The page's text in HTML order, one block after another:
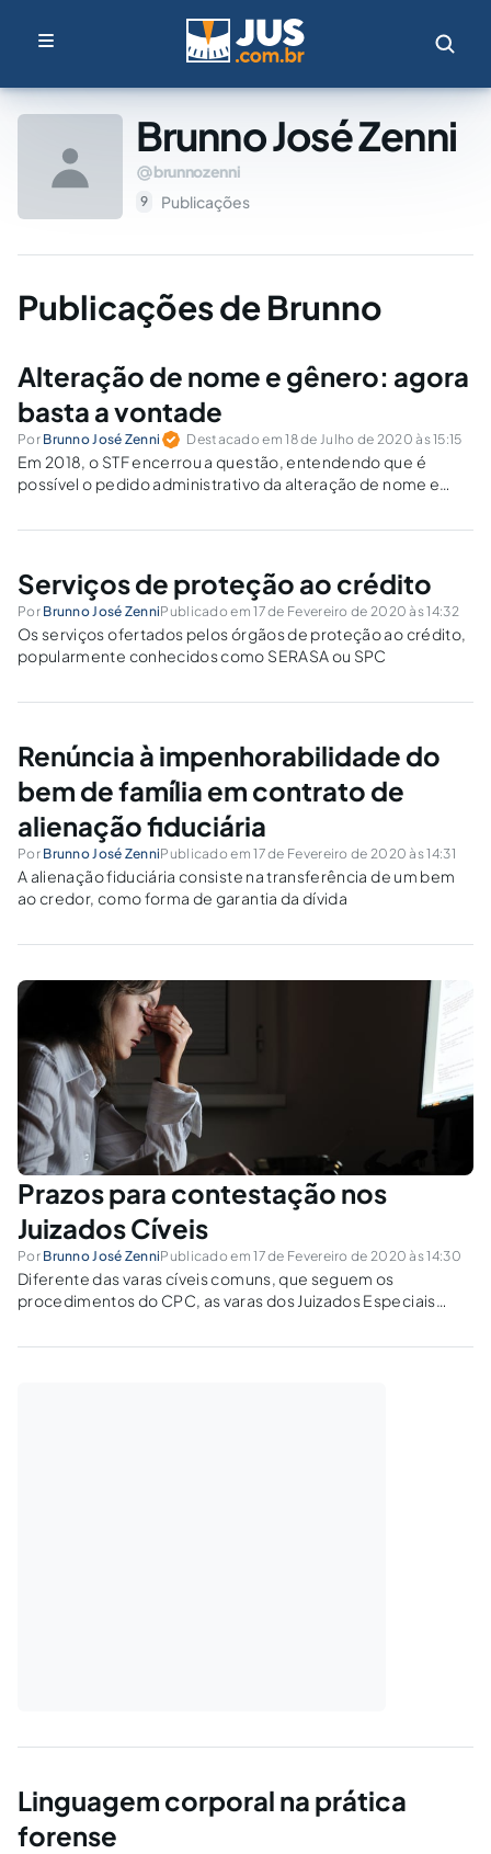
Brunno José Zenni
brunnozenni
9 Publicações
Publicações de Brunno
Alteração de nome e gênero: agora
basta a vontade
Por Brunno José Zenni Destacado em 18 de Julho de 2020 às 15:15
Em 2018, o STF encerrou a questão, entendendo que é
possível o pedido administrativo da alteração de nome e
vontade do indivíduo. Conheça o caminho percorrido até
Serviços de proteção ao crédito
Por Brunno José ZenniPublicado em 17 de Fevereiro de 2020 às 14:32
Os serviços ofertados pelos órgãos de proteção ao crédito,
popularmente conhecidos como SERASA ou SPC
Renúncia à impenhorabilidade do
bem de família em contrato de
alienação fiduciária
Por Brunno José ZenniPublicado em 17 de Fevereiro de 2020 às 14:31
A alienação fiduciária consiste na transferência de um bem
ao credor, como forma de garantia da dívida
Prazos para contestação nos
Juizados Cíveis
Por Brunno José ZenniPublicado em 17 de Fevereiro de 2020 às 14:30
Diferente das varas cíveis comuns, que seguem os
procedimentos do CPC, as varas dos Juizados Especiais
legislação procedimental própria, como Lei n° 9.099/95 e os
Linguagem corporal na prática
forense